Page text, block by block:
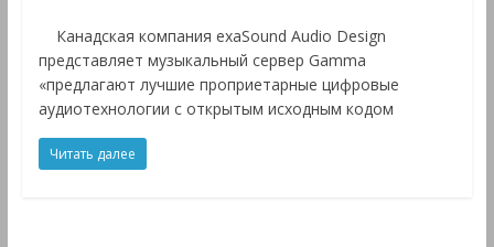
Канадская компания exaSound Audio Design
представляет музыкальный сервер Gamma
«предлагают лучшие проприетарные цифровые
аудиотехнологии с открытым исходным кодом
Читать далее